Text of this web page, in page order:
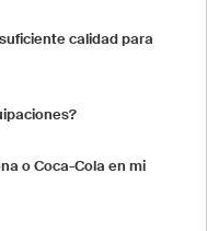
calidad para
o Coca-Cola en mi